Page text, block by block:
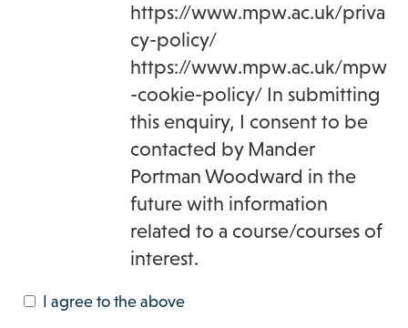
https://www.mpw.ac.uk/priva
cy-policy/
https://www.mpw.ac.uk/mpw
-cookie-policy/ In submitting
this enquiry, I consent to be
contacted by Mander
Portman Woodward in the
future with information
related to a course/courses of
interest.
I agree to the above